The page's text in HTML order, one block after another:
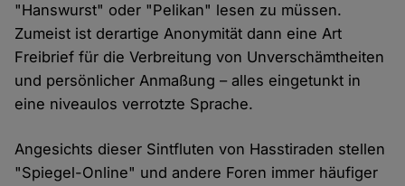
"Hanswurst" oder "Pelikan" lesen zu müssen.
Zumeist ist derartige Anonymität dann eine Art
Freibrief für die Verbreitung von Unverschämtheiten
und persönlicher Anmaßung – alles eingetunkt in
eine niveaulos verrotzte Sprache.
Angesichts dieser Sintfluten von Hasstiraden stellen
"Spiegel-Online" und andere Foren immer häufiger